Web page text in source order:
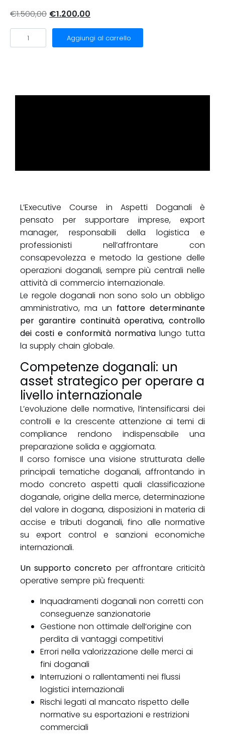
L’Executive Course in Aspetti Doganali è
pensato per supportare imprese, export
manager, responsabili della logistica e
professionisti nell’affrontare con
consapevolezza e metodo la gestione delle
operazioni doganali, sempre più centrali nelle
attività di commercio internazionale.
Le regole doganali non sono solo un obbligo
amministrativo, ma un fattore determinante
per garantire continuità operativa, controllo
dei costi e conformità normativa lungo tutta
la supply chain globale.
Competenze doganali: un
asset strategico per operare a
livello internazionale
L’evoluzione delle normative, l’intensificarsi dei
controlli e la crescente attenzione ai temi di
compliance rendono indispensabile una
preparazione solida e aggiornata.
Il corso fornisce una visione strutturata delle
principali tematiche doganali, affrontando in
modo concreto aspetti quali classificazione
doganale, origine della merce, determinazione
del valore in dogana, disposizioni in materia di
accise e tributi doganali, fino alle normative
su export control e sanzioni economiche
internazionali.
Un supporto concreto per affrontare criticità
operative sempre più frequenti:
Inquadramenti doganali non corretti con
conseguenze sanzionatorie
Gestione non ottimale dell’origine con
perdita di vantaggi competitivi
Errori nella valorizzazione delle merci ai
fini doganali
Interruzioni o rallentamenti nei flussi
logistici internazionali
Rischi legati al mancato rispetto delle
normative su esportazioni e restrizioni
commerciali
€1.500,00 €1.200,00
Aggiungi al carrello